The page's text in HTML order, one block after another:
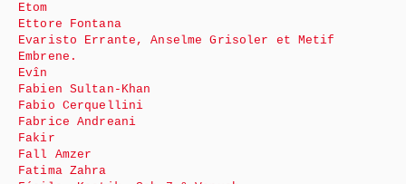
Etom
Ettore Fontana
Evaristo Errante, Anselme Grisoler et Metif
Embrene.
Evîn
Fabien Sultan-Khan
Fabio Cerquellini
Fabrice Andreani
Fakir
Fall Amzer
Fatima Zahra